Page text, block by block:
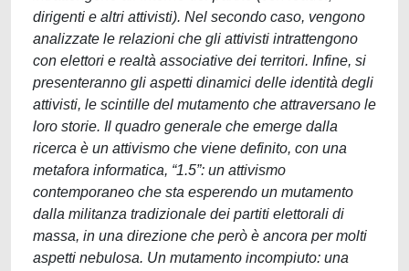
dirigenti e altri attivisti). Nel secondo caso, vengono
analizzate le relazioni che gli attivisti intrattengono
con elettori e realtà associative dei territori. Infine, si
presenteranno gli aspetti dinamici delle identità degli
attivisti, le scintille del mutamento che attraversano le
loro storie. Il quadro generale che emerge dalla
ricerca è un attivismo che viene definito, con una
metafora informatica, “1.5”: un attivismo
contemporaneo che sta esperendo un mutamento
dalla militanza tradizionale dei partiti elettorali di
massa, in una direzione che però è ancora per molti
aspetti nebulosa. Un mutamento incompiuto: una